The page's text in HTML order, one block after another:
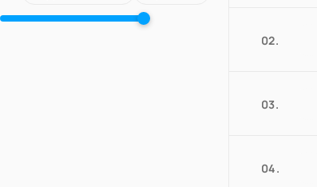
02.
03.
04.